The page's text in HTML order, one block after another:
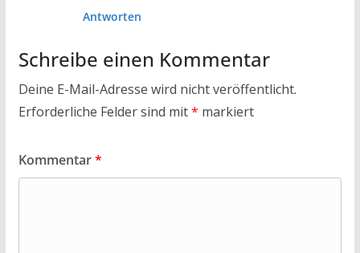
Antworten
Schreibe einen Kommentar
Deine E-Mail-Adresse wird nicht veröffentlicht.
Erforderliche Felder sind mit* markiert
Kommentar*